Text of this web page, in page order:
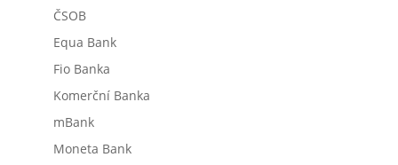
ČSOB
Equa Bank
Fio Banka
Komerční Banka
mBank
Moneta Bank